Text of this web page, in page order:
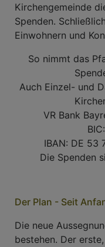
Kirchengemeinde
Spenden.
Einwohnern und
So nimmt das
Auch Einzel- und
VR Bank
IBAN: DE 53
Die Spenden
Der Plan - Seit
Die neue
bestehen. Der